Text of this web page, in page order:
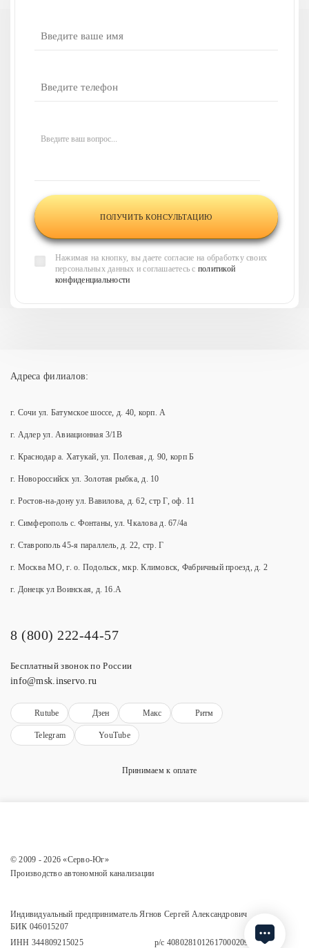
У вас есть вопросы
консультация?
проконсультируют по всем
Введите ваш вопрос...
Нажимая на кнопку, вы даете согласие на обработку своих
персональных данных и соглашаетесь с политикой
конфиденциальности
© 2009 - 2026 «Серво-Юг»
Производство автономной канализации
Индивидуальный предприниматель Ягнов Сергей Александрович
БИК 046015207
ИНН 344809215025
р/с 40802810126170002090
Адреса филиалов:
г. Сочи ул. Батумское шоссе, д. 40, корп. А
г. Адлер ул. Авиационная 3/1В
г. Краснодар а. Хатукай, ул. Полевая, д. 90, корп Б
г. Новороссийск ул. Золотая рыбка, д. 10
г. Ростов-на-дону ул. Вавилова, д. 62, стр Г, оф. 11
г. Симферополь с. Фонтаны, ул. Чкалова д. 67/4а
г. Ставрополь 45-я параллель, д. 22, стр. Г
г. Москва МО, г. о. Подольск, мкр. Климовск, Фабричный проезд, д. 2
г. Донецк ул Воинская, д. 16.А
8 (800) 222-44-57
Бесплатный звонок по России
info@msk.inservo.ru
Rutube Дзен Макс Ритм
Telegram YouTube
Принимаем к оплате